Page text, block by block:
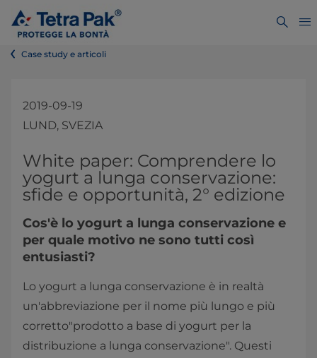
Case study e articoli
2019-09-19
LUND, SVEZIA
White paper: Comprendere lo
yogurt a lunga conservazione:
sfide e opportunità, 2° edizione
Cos'è lo yogurt a lunga conservazione e
per quale motivo ne sono tutti così
entusiasti?
Lo yogurt a lunga conservazione è in realtà
un'abbreviazione per il nome più lungo e più
corretto"prodotto a base di yogurt per la
distribuzione a lunga conservazione". Questi